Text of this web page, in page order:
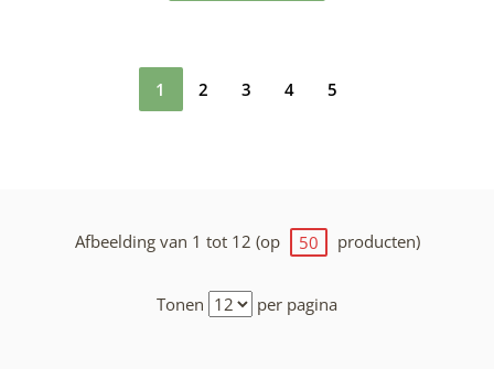
1 2 3 4 5
Afbeelding van 1 tot 12 (op 50 producten)
Tonen per pagina